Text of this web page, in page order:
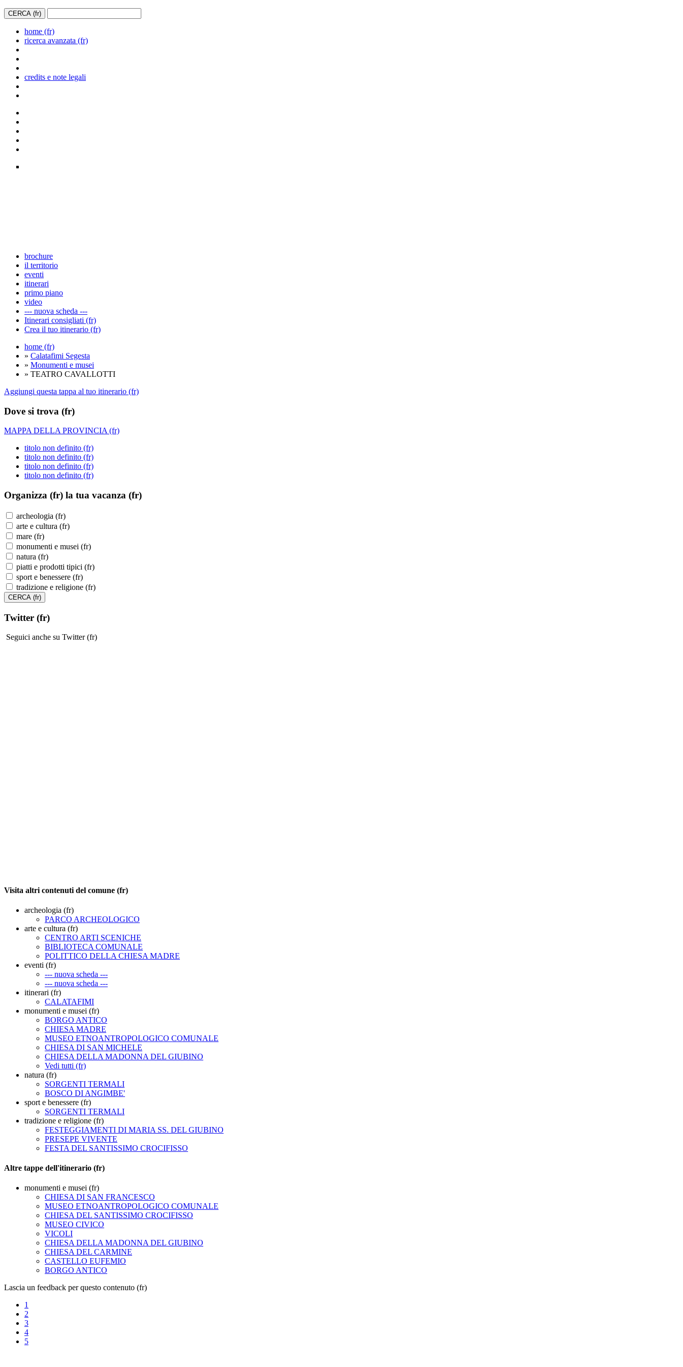
home (fr)
ricerca avanzata (fr)
credits e note legali
brochure
il territorio
eventi
itinerari
primo piano
video
--- nuova scheda ---
Itinerari consigliati (fr)
Crea il tuo itinerario (fr)
home (fr)
» Calatafimi Segesta
» Monumenti e musei
» TEATRO CAVALLOTTI
Aggiungi questa tappa al tuo itinerario (fr)
Dove si trova (fr)
MAPPA DELLA PROVINCIA (fr)
titolo non definito (fr)
titolo non definito (fr)
titolo non definito (fr)
titolo non definito (fr)
Organizza (fr) la tua vacanza (fr)
archeologia (fr)
arte e cultura (fr)
mare (fr)
monumenti e musei (fr)
natura (fr)
piatti e prodotti tipici (fr)
sport e benessere (fr)
tradizione e religione (fr)
Twitter (fr)
Seguici anche su Twitter (fr)
Visita altri contenuti del comune (fr)
archeologia (fr)
PARCO ARCHEOLOGICO
arte e cultura (fr)
CENTRO ARTI SCENICHE
BIBLIOTECA COMUNALE
POLITTICO DELLA CHIESA MADRE
eventi (fr)
--- nuova scheda ---
--- nuova scheda ---
itinerari (fr)
CALATAFIMI
monumenti e musei (fr)
BORGO ANTICO
CHIESA MADRE
MUSEO ETNOANTROPOLOGICO COMUNALE
CHIESA DI SAN MICHELE
CHIESA DELLA MADONNA DEL GIUBINO
Vedi tutti (fr)
natura (fr)
SORGENTI TERMALI
BOSCO DI ANGIMBE'
sport e benessere (fr)
SORGENTI TERMALI
tradizione e religione (fr)
FESTEGGIAMENTI DI MARIA SS. DEL GIUBINO
PRESEPE VIVENTE
FESTA DEL SANTISSIMO CROCIFISSO
Altre tappe dell'itinerario (fr)
monumenti e musei (fr)
CHIESA DI SAN FRANCESCO
MUSEO ETNOANTROPOLOGICO COMUNALE
CHIESA DEL SANTISSIMO CROCIFISSO
MUSEO CIVICO
VICOLI
CHIESA DELLA MADONNA DEL GIUBINO
CHIESA DEL CARMINE
CASTELLO EUFEMIO
BORGO ANTICO
Lascia un feedback per questo contenuto (fr)
1
2
3
4
5